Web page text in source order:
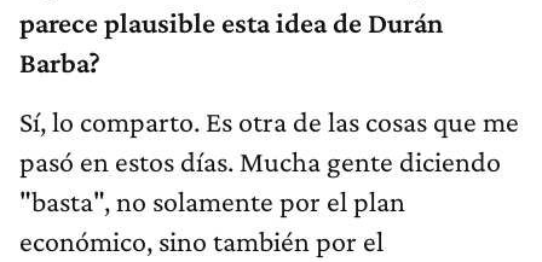
parece plausible esta idea de Durán
Barba?
Sí, lo comparto. Es otra de las cosas que me
pasó en estos días. Mucha gente diciendo
"basta", no solamente por el plan
económico, sino también por el